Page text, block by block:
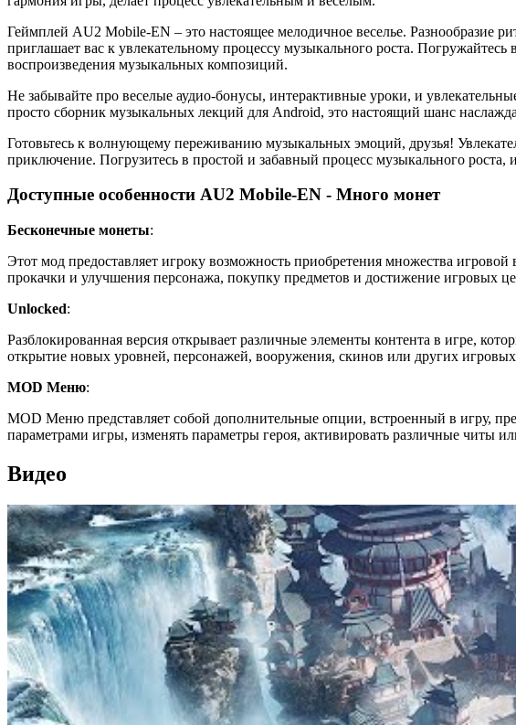
Геймплей AU2 Mobile-EN – это настоящее мелодичное веселье. Разнообразие
приглашает вас к увлекательному процессу музыкального роста.
воспроизведения музыкальных композиций.
Не забывайте про веселые аудио-бонусы, интерактивные уроки, и
просто сборник музыкальных лекций для Android, это настоящий шанс
Готовьтесь к волнующему переживанию музыкальных эмоций, друзья!
приключение. Погрузитесь в простой и забавный процесс музыкального
Доступные особенности AU2 Mobile-EN - Много монет
Бесконечные монеты:
Этот мод предоставляет игроку возможность приобретения множества
прокачки и улучшения персонажа, покупку предметов и достижение игровых
Unlocked:
Разблокированная версия открывает различные элементы контента в игре,
открытие новых уровней, персонажей, вооружения, скинов или других
MOD Меню:
MOD Меню представляет собой дополнительные опции, встроенный в игру,
параметрами игры, изменять параметры героя, активировать различные читы
Видео